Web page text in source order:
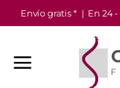
Saltar
al
Envío gratis * | En 24